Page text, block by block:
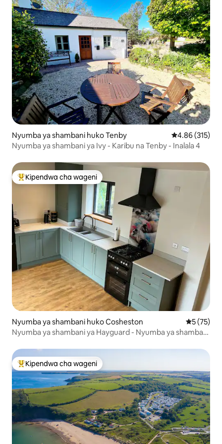
Nyumba ya shambani huko Tenby Ukadiriaji wa
4.86 (315)
Nyumba ya shambani ya Ivy - Karibu na Tenby - Inalala 4
Kipendwa maarufu cha wageni
Kipendwa cha wageni
Nyumba ya shambani huko Cosheston Ukadiriaji
5 (75)
Nyumba ya shambani ya Hayguard - Nyumba ya shambani
Kipendwa maarufu cha wageni
Kipendwa cha wageni